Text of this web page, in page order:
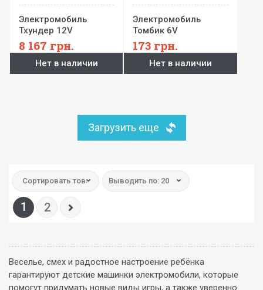
Электромобиль
Тхундер 12V
8 167 грн.
Нет в наличии
Электромобиль
Томбик 6V
173 грн.
Нет в наличии
Загрузить еще
Сортировать товар: Выводить по: 20
1 2
Веселье, смех и радостное настроение ребёнка
гарантируют детские машинки электромобили, которые
помогут придумать новые виды игры, а также уверенно